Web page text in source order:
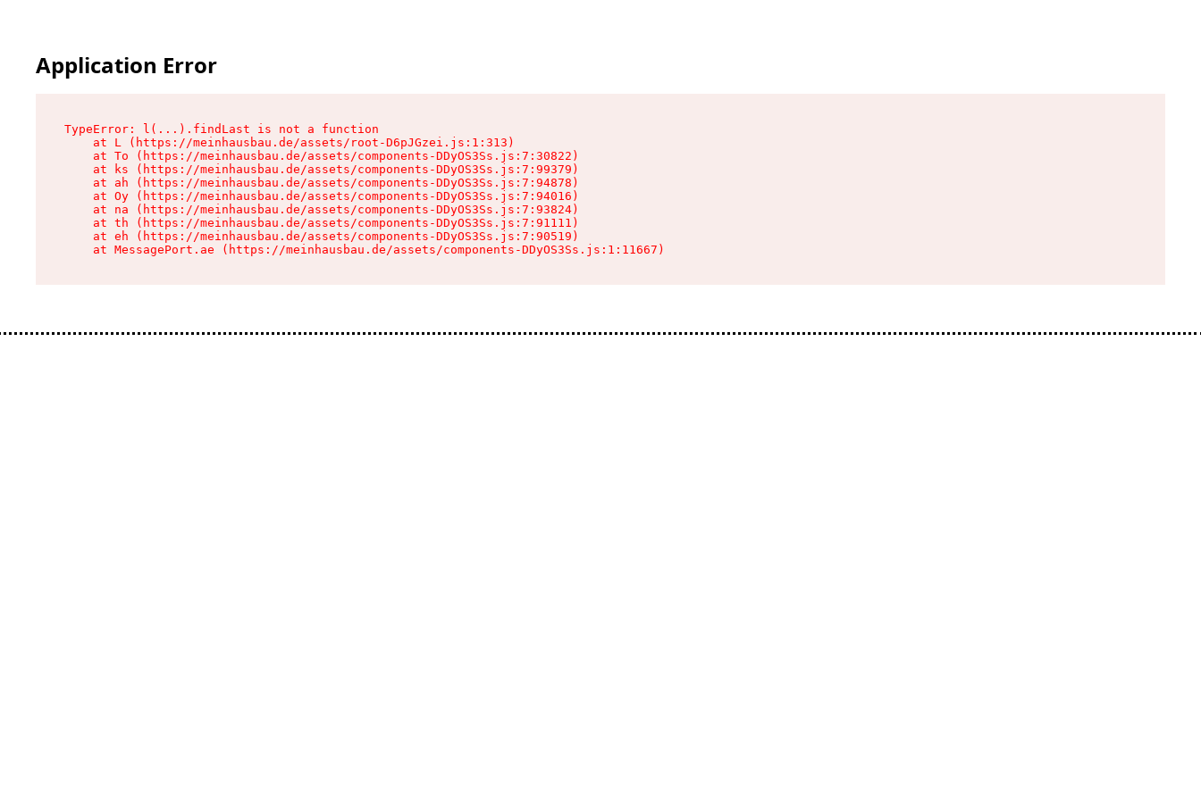
Application Error
TypeError: l(...).findLast is not a function
    at L (https://meinhausbau.de/assets/root-D6pJGzei.js:1:313)
    at To (https://meinhausbau.de/assets/components-DDyOS3Ss.js:7:30822)
    at ks (https://meinhausbau.de/assets/components-DDyOS3Ss.js:7:99379)
    at ah (https://meinhausbau.de/assets/components-DDyOS3Ss.js:7:94878)
    at Oy (https://meinhausbau.de/assets/components-DDyOS3Ss.js:7:94016)
    at na (https://meinhausbau.de/assets/components-DDyOS3Ss.js:7:93824)
    at th (https://meinhausbau.de/assets/components-DDyOS3Ss.js:7:91111)
    at eh (https://meinhausbau.de/assets/components-DDyOS3Ss.js:7:90519)
    at MessagePort.ae (https://meinhausbau.de/assets/components-DDyOS3Ss.js:1:11667)